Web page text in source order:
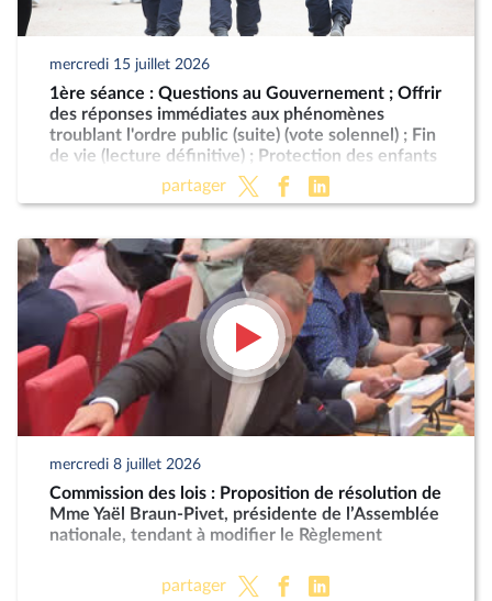
mercredi 15 juillet 2026
1ère séance : Questions au Gouvernement ; Offrir
des réponses immédiates aux phénomènes
troublant l'ordre public (suite) (vote solennel) ; Fin
de vie (lecture définitive) ; Protection des enfants
partager
mercredi 8 juillet 2026
Commission des lois : Proposition de résolution de
Mme Yaël Braun-Pivet, présidente de l’Assemblée
nationale, tendant à modifier le Règlement
partager